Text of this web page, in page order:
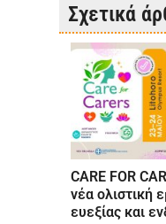
Σχετικά
CARE FOR
νέα ολιστική
ευεξίας και